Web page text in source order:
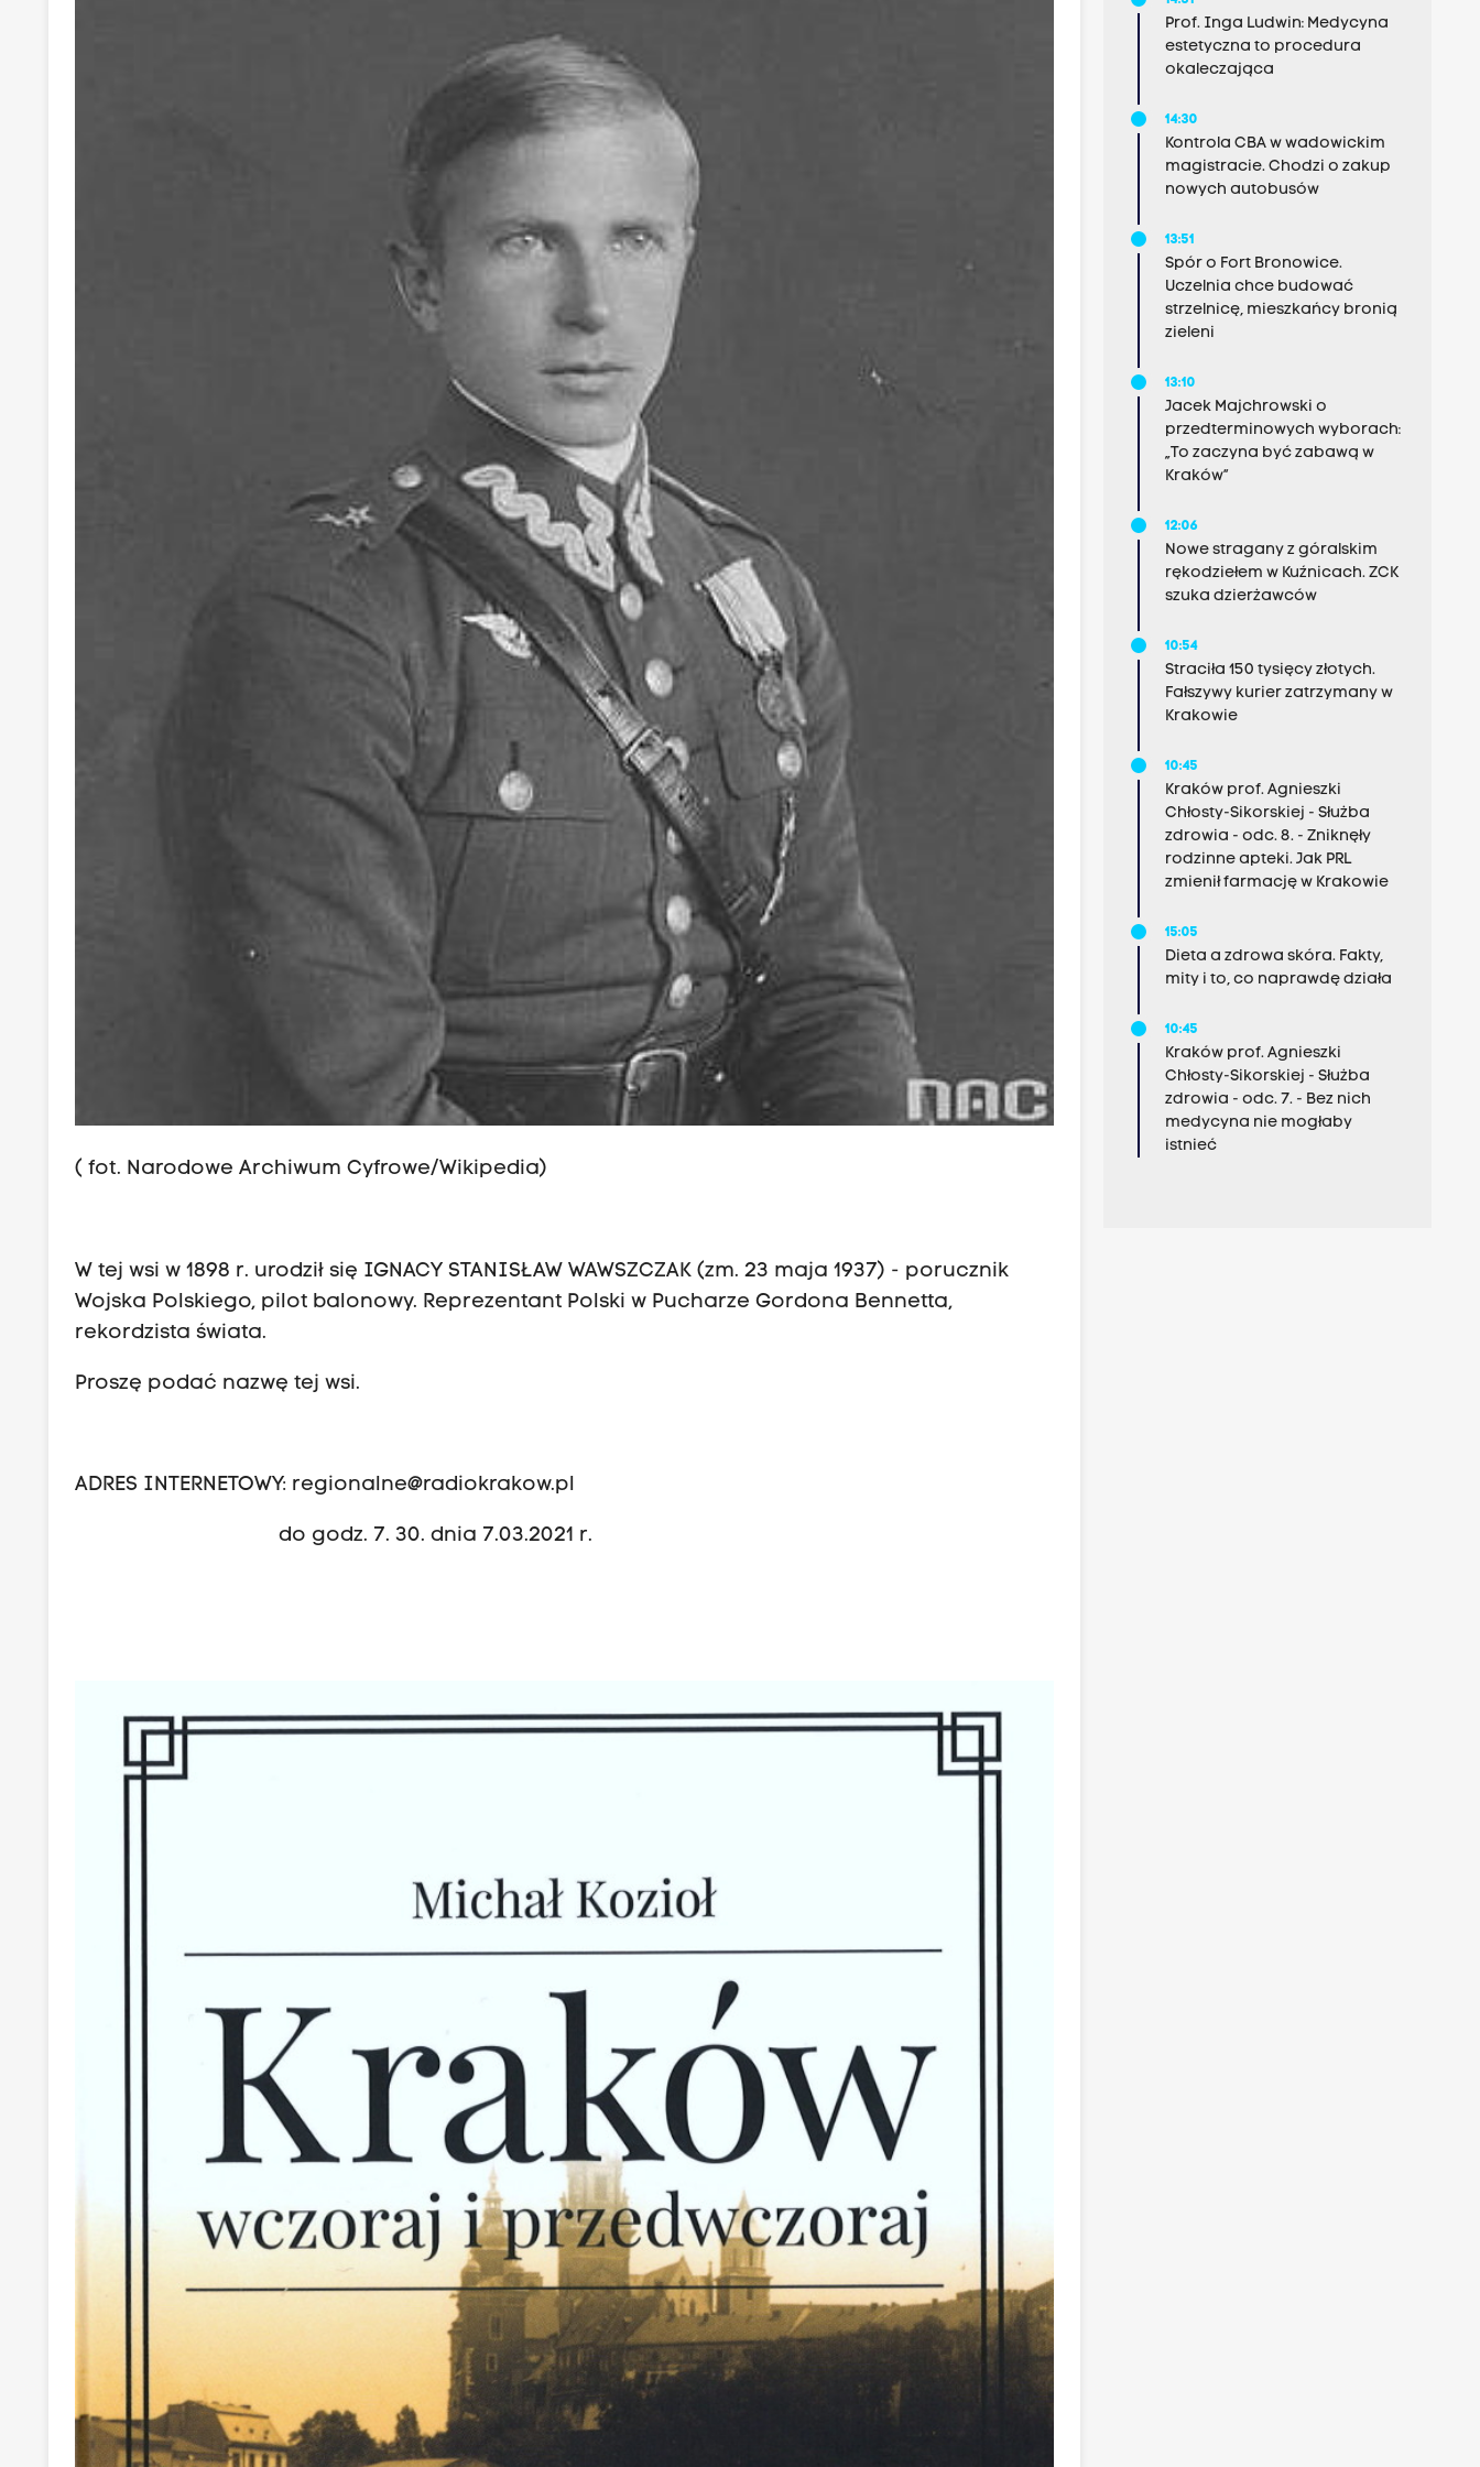
( fot. Narodowe Archiwum Cyfrowe/Wikipedia)
W tej wsi w 1898 r. urodził się IGNACY STANISŁAW WAWSZCZAK (zm. 23 maja 1937) - porucznik
Wojska Polskiego, pilot balonowy. Reprezentant Polski w Pucharze Gordona Bennetta,
rekordzista świata.
Proszę podać nazwę tej wsi.
ADRES INTERNETOWY: regionalne@radiokrakow.pl
do godz. 7. 30. dnia 7.03.2021 r.
Prof. Inga Ludwin: Medycyna
estetyczna to procedura
okaleczająca
14:30
Kontrola CBA w wadowickim
magistracie. Chodzi o zakup
nowych autobusów
13:51
Spór o Fort Bronowice.
Uczelnia chce budować
strzelnicę, mieszkańcy bronią
zieleni
13:10
Jacek Majchrowski o
przedterminowych wyborach:
„To zaczyna być zabawą w
Kraków”
12:06
Nowe stragany z góralskim
rękodziełem w Kuźnicach. ZCK
szuka dzierżawców
10:54
Straciła 150 tysięcy złotych.
Fałszywy kurier zatrzymany w
Krakowie
10:45
Kraków prof. Agnieszki
Chłosty-Sikorskiej - Służba
zdrowia - odc. 8. - Zniknęły
rodzinne apteki. Jak PRL
zmienił farmację w Krakowie
15:05
Dieta a zdrowa skóra. Fakty,
mity i to, co naprawdę działa
10:45
Kraków prof. Agnieszki
Chłosty-Sikorskiej - Służba
zdrowia - odc. 7. - Bez nich
medycyna nie mogłaby
istnieć